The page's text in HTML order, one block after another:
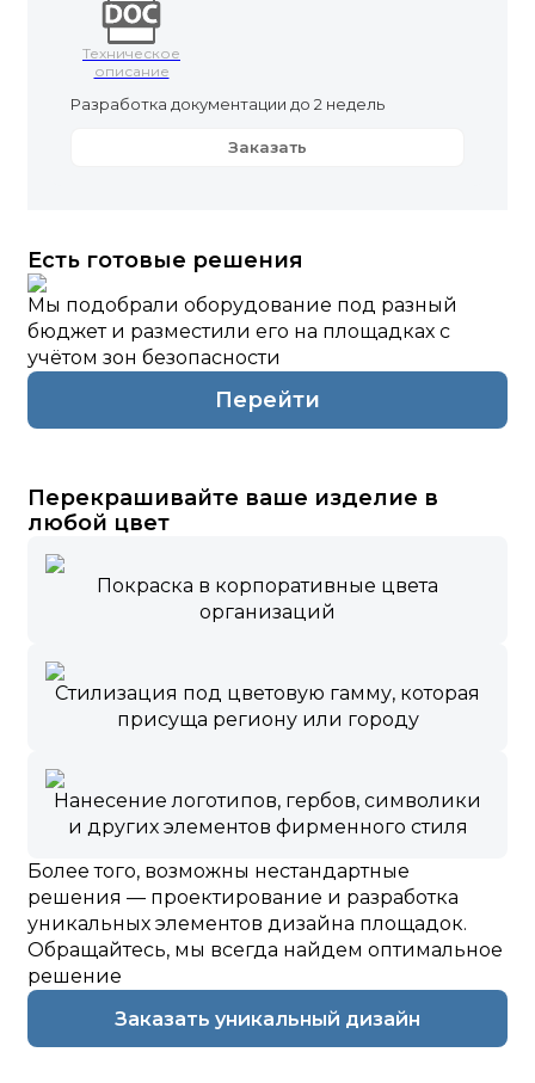
Техническое
описание
Разработка документации до 2 недель
Заказать
Есть готовые решения
Мы подобрали оборудование под разный
бюджет и разместили его на площадках с
учётом зон безопасности
Перейти
Перекрашивайте ваше изделие в
любой цвет
Покраска в корпоративные цвета
организаций
Стилизация под цветовую гамму, которая
присуща региону или городу
Нанесение логотипов, гербов, символики
и других элементов фирменного стиля
Более того, возможны нестандартные
решения — проектирование и разработка
уникальных элементов дизайна площадок.
Обращайтесь, мы всегда найдем оптимальное
решение
Заказать уникальный дизайн